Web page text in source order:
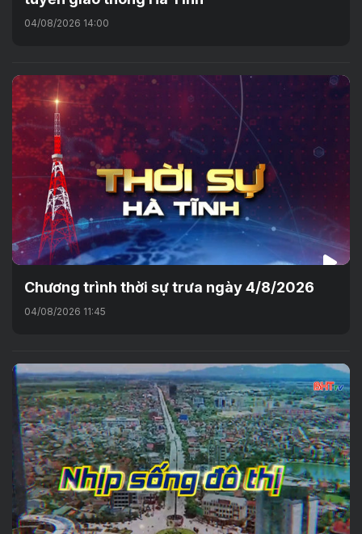
04/08/2026 14:00
Chương trình thời sự trưa ngày 4/8/2026
04/08/2026 11:45